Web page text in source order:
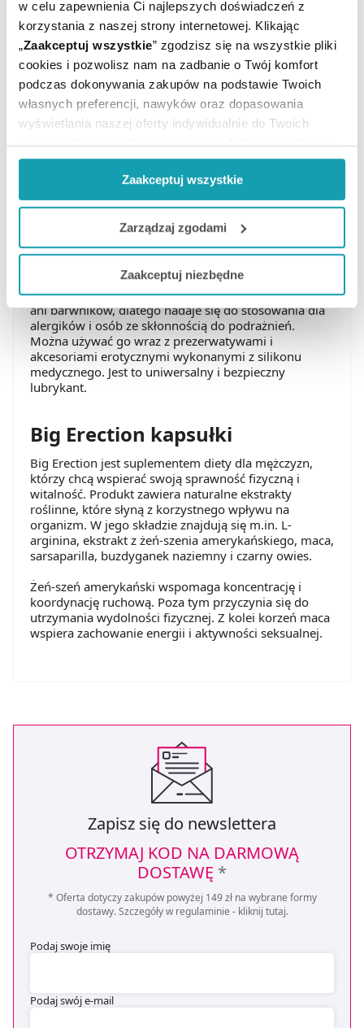
w celu zapewnienia Ci najlepszych doświadczeń z
korzystania z naszej strony internetowej. Klikając
„Zaakceptuj wszystkie” zgodzisz się na wszystkie pliki
cookies i pozwolisz nam na zadbanie o Twój komfort
podczas dokonywania zakupów na podstawie Twoich
własnych preferencji, nawyków oraz dopasowania
wyświetlania naszej oferty indywidualnie do Twoich
potrzeb. Część z plików jest nam dodatkowo niezbędna
do prawidłowego działania Portalu oraz jego
funkcjonalności. W zależności od funkcji, dane o tym jak
korzystasz z naszej witryny będą również przekazywane
do naszych Partnerów marketingowych i analitycznych.
Jeżeli chcesz dostosować swoją zgodę i wybrać tylko
niektóre dodatkowe funkcje, z którymi wiąże się
zbieranie danych o Twojej aktywności dokonaj
preferowanych przez Ciebie wyborów i kliknij „Zarządzaj
zgodami ”.
Możesz również kliknąć „Zaakceptuj niezbędne
będzie oznaczało, że nie wyrażasz zgody na
dla funkcjonowania Strony. Będzie się to jednak wiązało
Strony.
Zaakceptuj wszystkie
Zarządzaj zgodami
Zaakceptuj niezbędne
kładzie duży nacisk na jakość i czystość składników.
Każdy etap produkcji przebiega z zachowaniem
wysokich standardów bezpieczeństwa.
Produkty Medica-Group
Aqua Orgasm żel
komfort i nawilżenie w trakcie stosunku. Jego lekka i
nietłusta konsystencja gwarantuje naturalny poślizg.
neutralny dla skóry. Dzięki formule opartej na wodzie
łatwo się rozprowadza i nie powoduje
Żel Aqua Orgasm nie zawiera substancji zapachowych
ani barwników, dlatego nadaje się do stosowania dla
alergików i osób ze skłonnością do podrażnień.
Można używać go wraz z prezerwatywami i
akcesoriami erotycznymi wykonanymi z silikonu
medycznego. Jest to uniwersalny i bezpieczny
lubrykant.
Big Erection kapsułki
Big Erection jest suplementem diety dla mężczyzn,
którzy chcą wspierać swoją sprawność fizyczną i
witalność. Produkt zawiera naturalne ekstrakty
roślinne, które słyną z korzystnego wpływu na
organizm. W jego składzie znajdują się m.in. L-
arginina, ekstrakt z żeń-szenia amerykańskiego, maca,
sarsaparilla, buzdyganek naziemny i czarny owies.
Żeń-szeń amerykański wspomaga koncentrację i
koordynację ruchową. Poza tym przyczynia się do
utrzymania wydolności fizycznej. Z kolei korzeń maca
wspiera zachowanie energii i aktywności seksualnej.
Zapisz się do newslettera
OTRZYMAJ KOD NA DARMOWĄ
DOSTAWĘ *
* Oferta dotyczy zakupów powyżej 149 zł na wybrane formy
dostawy. Szczegóły w regulaminie - kliknij tutaj.
Podaj swoje imię
Podaj swój e-mail